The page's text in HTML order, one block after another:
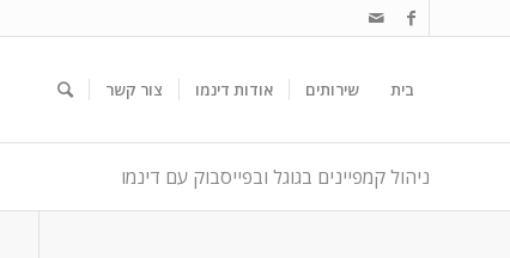
בית שירותים אודות דינמו צור קשר
ניהול קמפיינים בגוגל ובפייסבוק עם דינמו